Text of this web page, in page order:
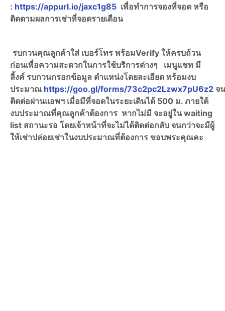
: https://appurl.io/jaxc1g85 เพื่อทำการจองที่จอด หรือ
ติดตามผลการเช่าที่จอดรายเดือน
รบกวนคุณลูกค้าใส่ เบอร์โทร พร้อมVerify ให้ครบถ้วน
ก่อนเพื่อความสะดวกในการใช้บริการต่างๆ เมนูแชท มี
ลิ้งค์ รบกวนกรอกข้อมูล ตำแหน่งโดยละเอียด พร้อมงบ
ประมาณ https://goo.gl/forms/73c2pc2Lzwx7pU6z2 จ
ติดต่อผ่านแอพฯ เมื่อมีที่จอดในระยะเดินได้ 500 ม. ภายใต้
งบประมาณที่คุณลูกค้าต้องการ หากไม่มี จะอยู่ใน waiting
list สถานะรอ โดยเจ้าหน้าที่จะไม่ได้ติดต่อกลับ จนกว่าจะมีผู้
ให้เช่าปล่อยเช่าในงบประมาณที่ต้องการ ขอบพระคุณคะ